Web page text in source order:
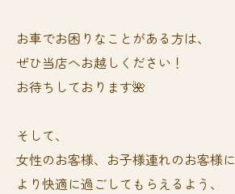
お車でお困りなことがある方は、
ぜひ当店へお越しください！
お待ちしております🌺
そして、
女性のお客様、お子様連れのお客様に
より快適に過ごしてもらえるよう、